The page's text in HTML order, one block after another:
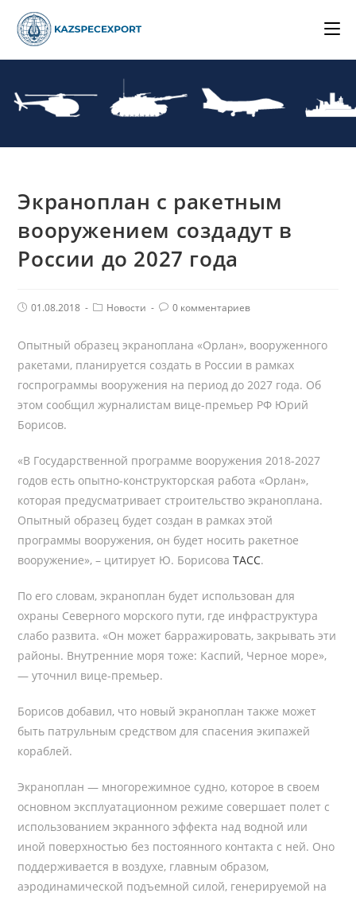
content
Экраноплан с ракетным
вооружением создадут в
России до 2027 года
Post01.08.2018
PostНовости
Комментарии
0 комментариев
Опытный образец экраноплана «Орлан», вооруженного
ракетами, планируется создать в России в рамках
госпрограммы вооружения на период до 2027 года. Об
этом сообщил журналистам вице-премьер РФ Юрий
Борисов.
«В Государственной программе вооружения 2018-2027
годов есть опытно-конструкторская работа «Орлан»,
которая предусматривает строительство экраноплана.
Опытный образец будет создан в рамках этой
программы вооружения, он будет носить ракетное
вооружение», – цитирует Ю. БорисоваТАСС.
По его словам, экраноплан будет использован для
охраны Северного морского пути, где инфраструктура
слабо развита. «Он может барражировать, закрывать эти
районы. Внутренние моря тоже: Каспий, Черное море»,
— уточнил вице-премьер.
Борисов добавил, что новый экраноплан также может
быть патрульным средством для спасения экипажей
кораблей.
Экраноплан — многорежимное судно, которое в своем
основном эксплуатационном режиме совершает полет с
использованием экранного эффекта над водной или
иной поверхностью без постоянного контакта с ней. Оно
поддерживается в воздухе, главным образом,
аэродинамической подъемной силой, генерируемой на